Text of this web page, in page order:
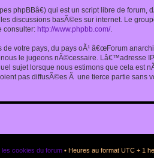
phpBBâ€) qui est un script libre de forum,
discussions basÃ©es sur internet. Le
consulter: http://www.phpbb.com/.
votre pays, du pays oÃ¹ â€œForum
le jugeons nÃ©cessaire. Lâ€™adresse
sujet lorsque nous estimons que cela est
pas diffusÃ©es Ã une tierce partie sans
les cookies du forum • Heures au format UTC + 1